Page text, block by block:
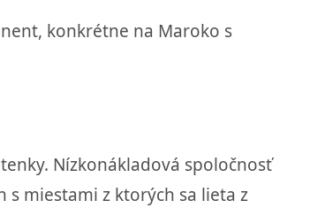
konkrétne na Maroko s
Nízkonákladová spoločnosť
s miestami z ktorých sa lieta z